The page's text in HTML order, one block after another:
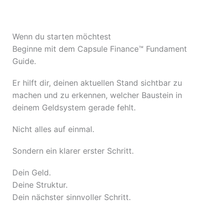
Wenn du starten möchtest
Beginne mit dem Capsule Finance™ Fundament
Guide.
Er hilft dir, deinen aktuellen Stand sichtbar zu
machen und zu erkennen, welcher Baustein in
deinem Geldsystem gerade fehlt.
Nicht alles auf einmal.
Sondern ein klarer erster Schritt.
Dein Geld.
Deine Struktur.
Dein nächster sinnvoller Schritt.